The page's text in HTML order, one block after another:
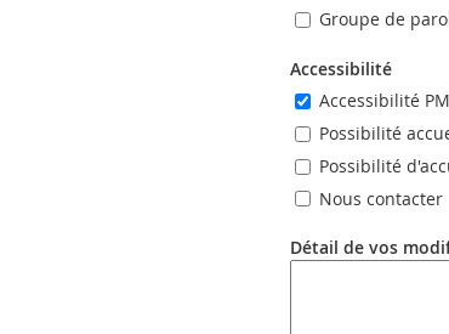
Groupe de
Accessibilité
Accessibilité
Possibilité
Possibilité
Nous contacter
Détail de vos